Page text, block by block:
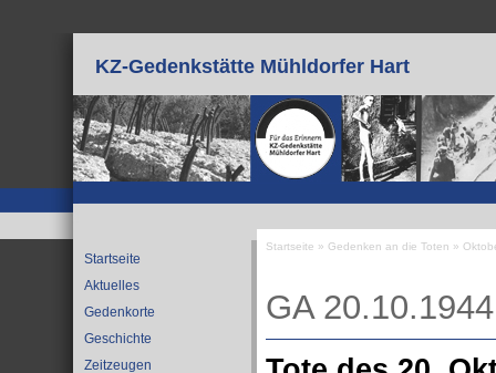
KZ-Gedenkstätte Mühldorfer Hart
Startseite
Aktuelles
Gedenkorte
Geschichte
Zeitzeugen
Startseite » Gedenken an die Toten »
GA 20.10.1944